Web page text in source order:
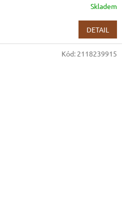
Skladem
DETAIL
Kód: 2118239915